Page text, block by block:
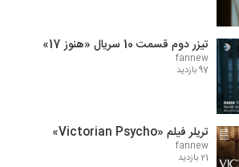
تیزر دوم قسمت 10 سریال «هنوز 17»
fannew
97 بازدید
تریلر فیلم «Victorian Psycho»
fannew
21 بازدید